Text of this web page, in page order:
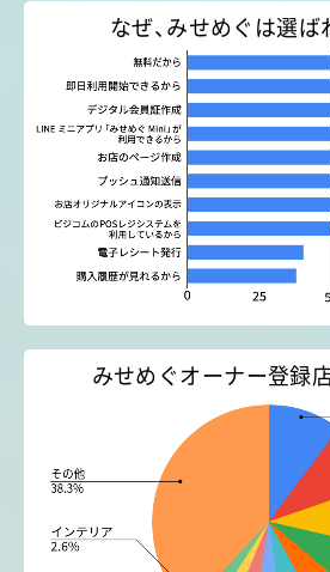
なぜ、みせめぐは選ば
みせめぐオーナー登録